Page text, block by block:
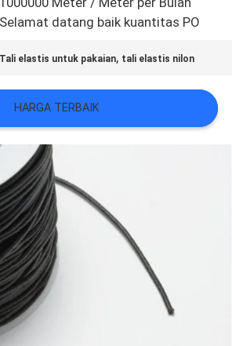
Selamat datang baik kuantitas PO
Tali elastis untuk pakaian, tali elastis nilon
HARGA TERBAIK